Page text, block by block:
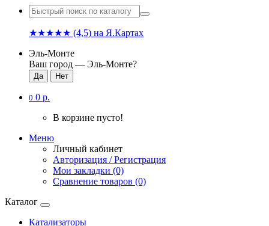
★★★★★ (4,5) на Я.Картах
Эль-Монте
Ваш город — Эль-Монте?
0 0 р.
В корзине пусто!
Меню
Личный кабинет
Авторизация / Регистрация
Мои закладки (0)
Сравнение товаров (0)
Каталог
Катализаторы